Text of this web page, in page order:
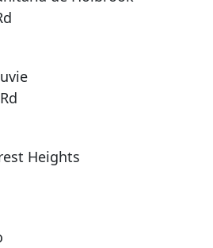
Heights